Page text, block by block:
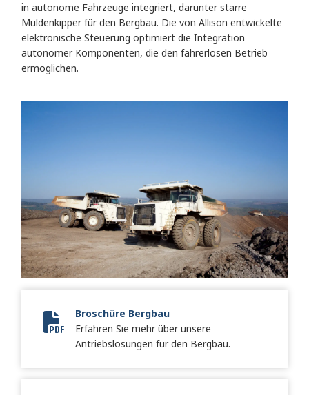
in autonome Fahrzeuge integriert, darunter starre
Muldenkipper für den Bergbau. Die von Allison entwickelte
elektronische Steuerung optimiert die Integration
autonomer Komponenten, die den fahrerlosen Betrieb
ermöglichen.
Mining Brochure
Broschüre Bergbau
Erfahren Sie mehr über unsere
Antriebslösungen für den Bergbau.